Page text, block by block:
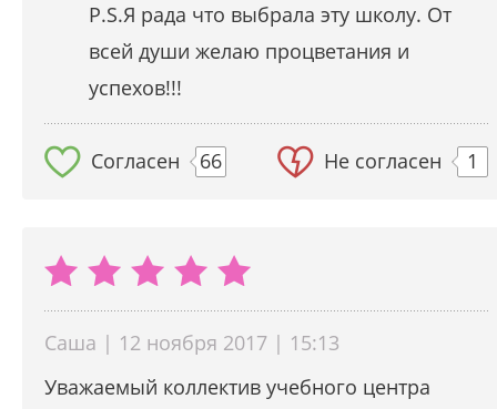
P.S.Я рада что выбрала эту школу. От
всей души желаю процветания и
успехов!!!
Согласен 66 Не согласен 1
Саша | 12 ноября 2017 | 15:13
Уважаемый коллектив учебного центра